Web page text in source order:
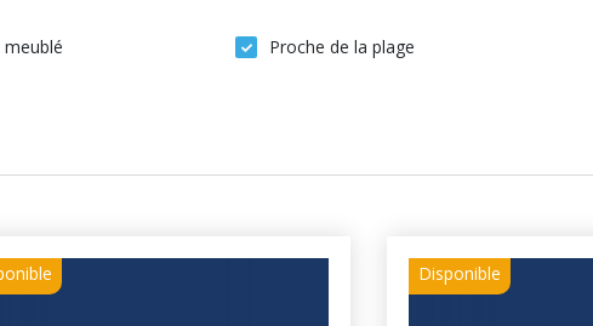
Proche de la plage
Disponible